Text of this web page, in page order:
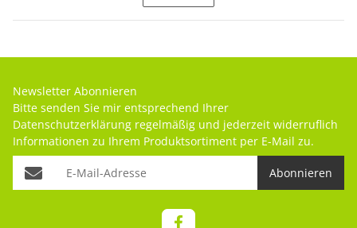
Newsletter Abonnieren
Bitte senden Sie mir entsprechend Ihrer
Datenschutzerklärung regelmäßig und jederzeit widerruflich
Informationen zu Ihrem Produktsortiment per E-Mail zu.
Abonnieren